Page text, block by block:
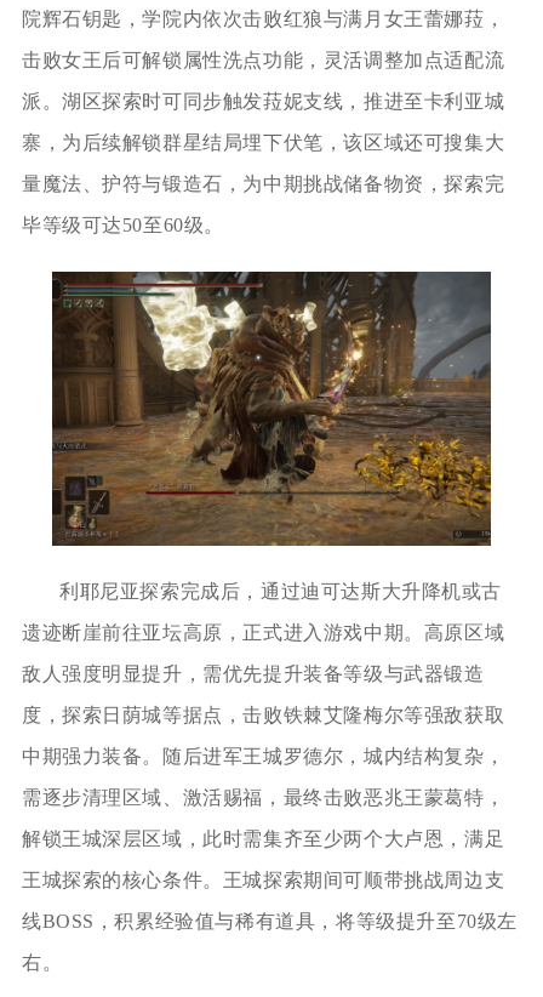
院辉石钥匙，学院内依次击败红狼与满月女王蕾娜菈，
击败女王后可解锁属性洗点功能，灵活调整加点适配流
派。湖区探索时可同步触发菈妮支线，推进至卡利亚城
寨，为后续解锁群星结局埋下伏笔，该区域还可搜集大
量魔法、护符与锻造石，为中期挑战储备物资，探索完
毕等级可达50至60级。
利耶尼亚探索完成后，通过迪可达斯大升降机或古
遗迹断崖前往亚坛高原，正式进入游戏中期。高原区域
敌人强度明显提升，需优先提升装备等级与武器锻造
度，探索日荫城等据点，击败铁棘艾隆梅尔等强敌获取
中期强力装备。随后进军王城罗德尔，城内结构复杂，
需逐步清理区域、激活赐福，最终击败恶兆王蒙葛特，
解锁王城深层区域，此时需集齐至少两个大卢恩，满足
王城探索的核心条件。王城探索期间可顺带挑战周边支
线BOSS，积累经验值与稀有道具，将等级提升至70级左
右。